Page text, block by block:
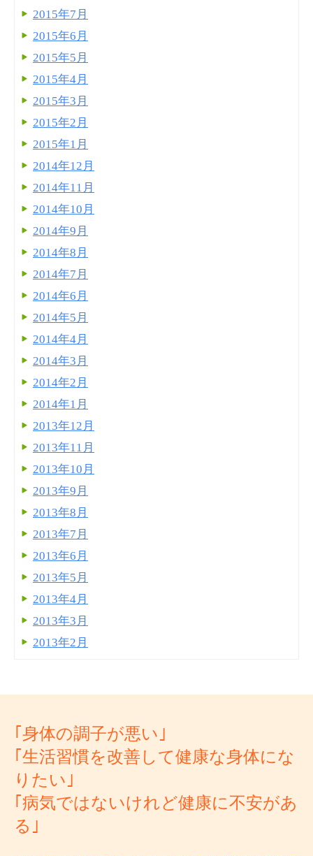
2015年7月
2015年6月
2015年5月
2015年4月
2015年3月
2015年2月
2015年1月
2014年12月
2014年11月
2014年10月
2014年9月
2014年8月
2014年7月
2014年6月
2014年5月
2014年4月
2014年3月
2014年2月
2014年1月
2013年12月
2013年11月
2013年10月
2013年9月
2013年8月
2013年7月
2013年6月
2013年5月
2013年4月
2013年3月
2013年2月
｢身体の調子が悪い｣
｢生活習慣を改善して健康な身体にな
りたい｣
｢病気ではないけれど健康に不安があ
る｣